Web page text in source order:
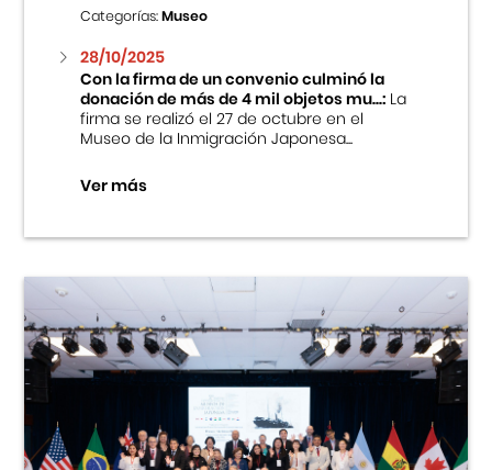
Categorías:Museo
28/10/2025
Con la firma de un convenio culminó la
donación de más de 4 mil objetos mu...:La
firma se realizó el 27 de octubre en el
Museo de la Inmigración Japonesa...
Ver más